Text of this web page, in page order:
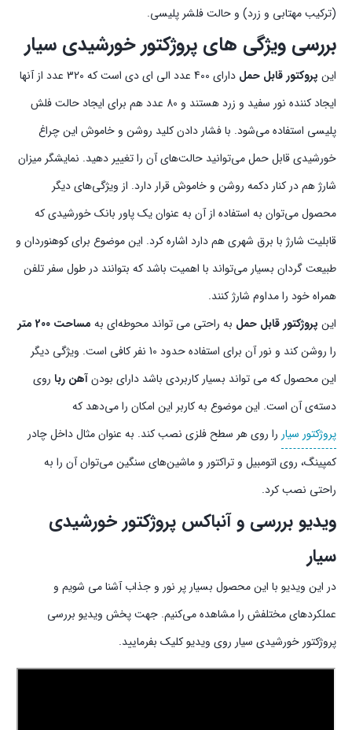
(ترکیب مهتابی و زرد) و حالت فلشر پلیسی.
بررسی ویژگی های پروژکتور خورشیدی سیار
این پروکتور قابل حمل
دارای 400 عدد الی ای دی است که 320 عدد از آنها
ایجاد کننده نور سفید و زرد هستند و 80 عدد هم برای ایجاد حالت فلش
پلیسی استفاده می‌شود. با فشار دادن کلید روشن و خاموش این چراغ
خورشیدی قابل حمل می‌توانید حالت‌های آن را تغییر دهید. نمایشگر میزان
شارژ هم در کنار دکمه روشن و خاموش قرار دارد. از ویژگی‌های دیگر
محصول می‌توان به استفاده از آن به عنوان یک پاور بانک خورشیدی که
قابلیت شارژ با برق شهری هم دارد اشاره کرد. این موضوع برای کوهنوردان و
طبیعت گردان بسیار می‌تواند با اهمیت باشد که بتوانند در طول سفر تلفن
همراه خود را مداوم شارژ کنند.
این پروژکتور قابل حمل به راحتی می تواند محوطه‌ای به مساحت 200 متر
را روشن کند و نور آن برای استفاده حدود 10 نفر کافی است. ویژگی دیگر
این محصول که می تواند بسیار کاربردی باشد دارای بودنآهن ربا روی
دسته‌ی آن است. این موضوع به کاربر این امکان را می‌دهد که
پروژکتور سیار را روی هر سطح فلزی نصب کند. به عنوان مثال داخل چادر
کمپینگ، روی اتومبیل و تراکتور و ماشین‌های سنگین می‌توان آن را به
راحتی نصب کرد.
ویدیو بررسی و آنباکس پروژکتور خورشیدی
سیار
در این ویدیو با این محصول بسیار پر نور و جذاب آشنا می ‌شویم و
عملکرد‌های مختلفش را مشاهده می‌کنیم. جهت پخش ویدیو بررسی
پروژکتور خورشیدی سیار روی ویدیو کلیک بفرمایید.